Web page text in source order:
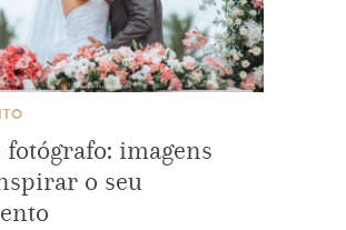
fotógrafo: imagens
o seu